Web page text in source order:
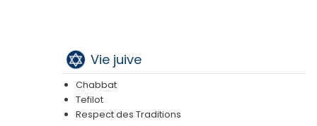
Vie juive
Chabbat
Tefilot
Respect des Traditions